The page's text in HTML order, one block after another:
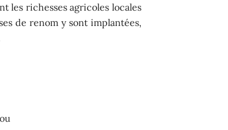
les richesses agricoles locales
de renom y sont implantées,